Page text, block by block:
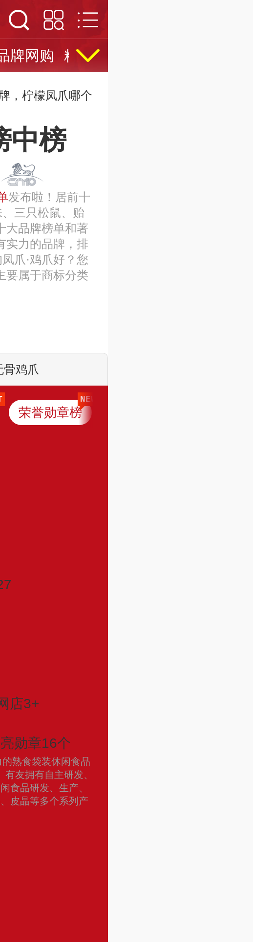
牌网购 精英名人堂
，柠檬凤爪哪个
中榜
发布啦！居前十
三只松鼠、贻
大品牌榜单和著
实力的品牌，排
爪·鸡爪好？您
要属于商标分类
骨鸡爪
荣誉勋章榜
NEW
店3+
勋章16个
熟食袋装休闲食品
友拥有自主研发、
食品研发、生产、
皮晶等多个系列产